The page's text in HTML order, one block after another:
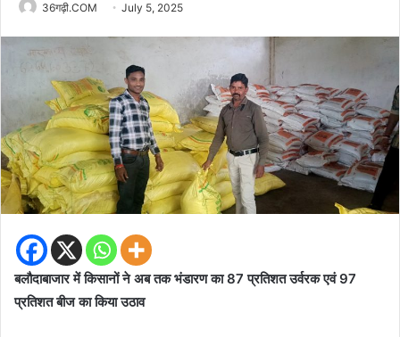
36गढ़ी.COM July 5, 2025
बलौदाबाजार में किसानों ने अब तक भंडारण का 87 प्रतिशत उर्वरक एवं 97
प्रतिशत बीज का किया उठाव